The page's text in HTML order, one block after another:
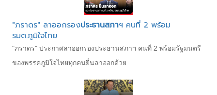
"ภราดร" ลาออกรองประธานสภาฯ คนที่ 2 พร้อม
รมต.ภูมิใจไทย
"ภราดร" ประกาศลาออกรองประธานสภาฯ คนที่ 2 พร้อมรัฐมนตรี
ของพรรคภูมิใจไทยทุกคนยื่นลาออกด้วย